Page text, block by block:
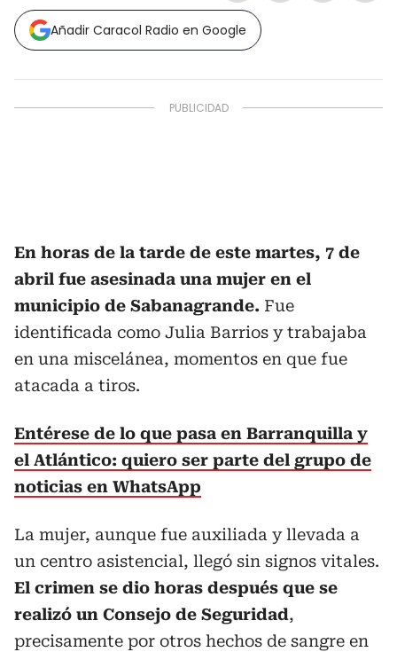
Añadir Caracol Radio en Google
En horas de la tarde de este martes, 7 de
abril fue asesinada una mujer en el
municipio de Sabanagrande. Fue
identificada como Julia Barrios y trabajaba
en una miscelánea, momentos en que fue
atacada a tiros.
Entérese de lo que pasa en Barranquilla y
el Atlántico: quiero ser parte del grupo de
noticias en WhatsApp
La mujer, aunque fue auxiliada y llevada a
un centro asistencial, llegó sin signos vitales.
El crimen se dio horas después que se
realizó un Consejo de Seguridad,
precisamente por otros hechos de sangre en